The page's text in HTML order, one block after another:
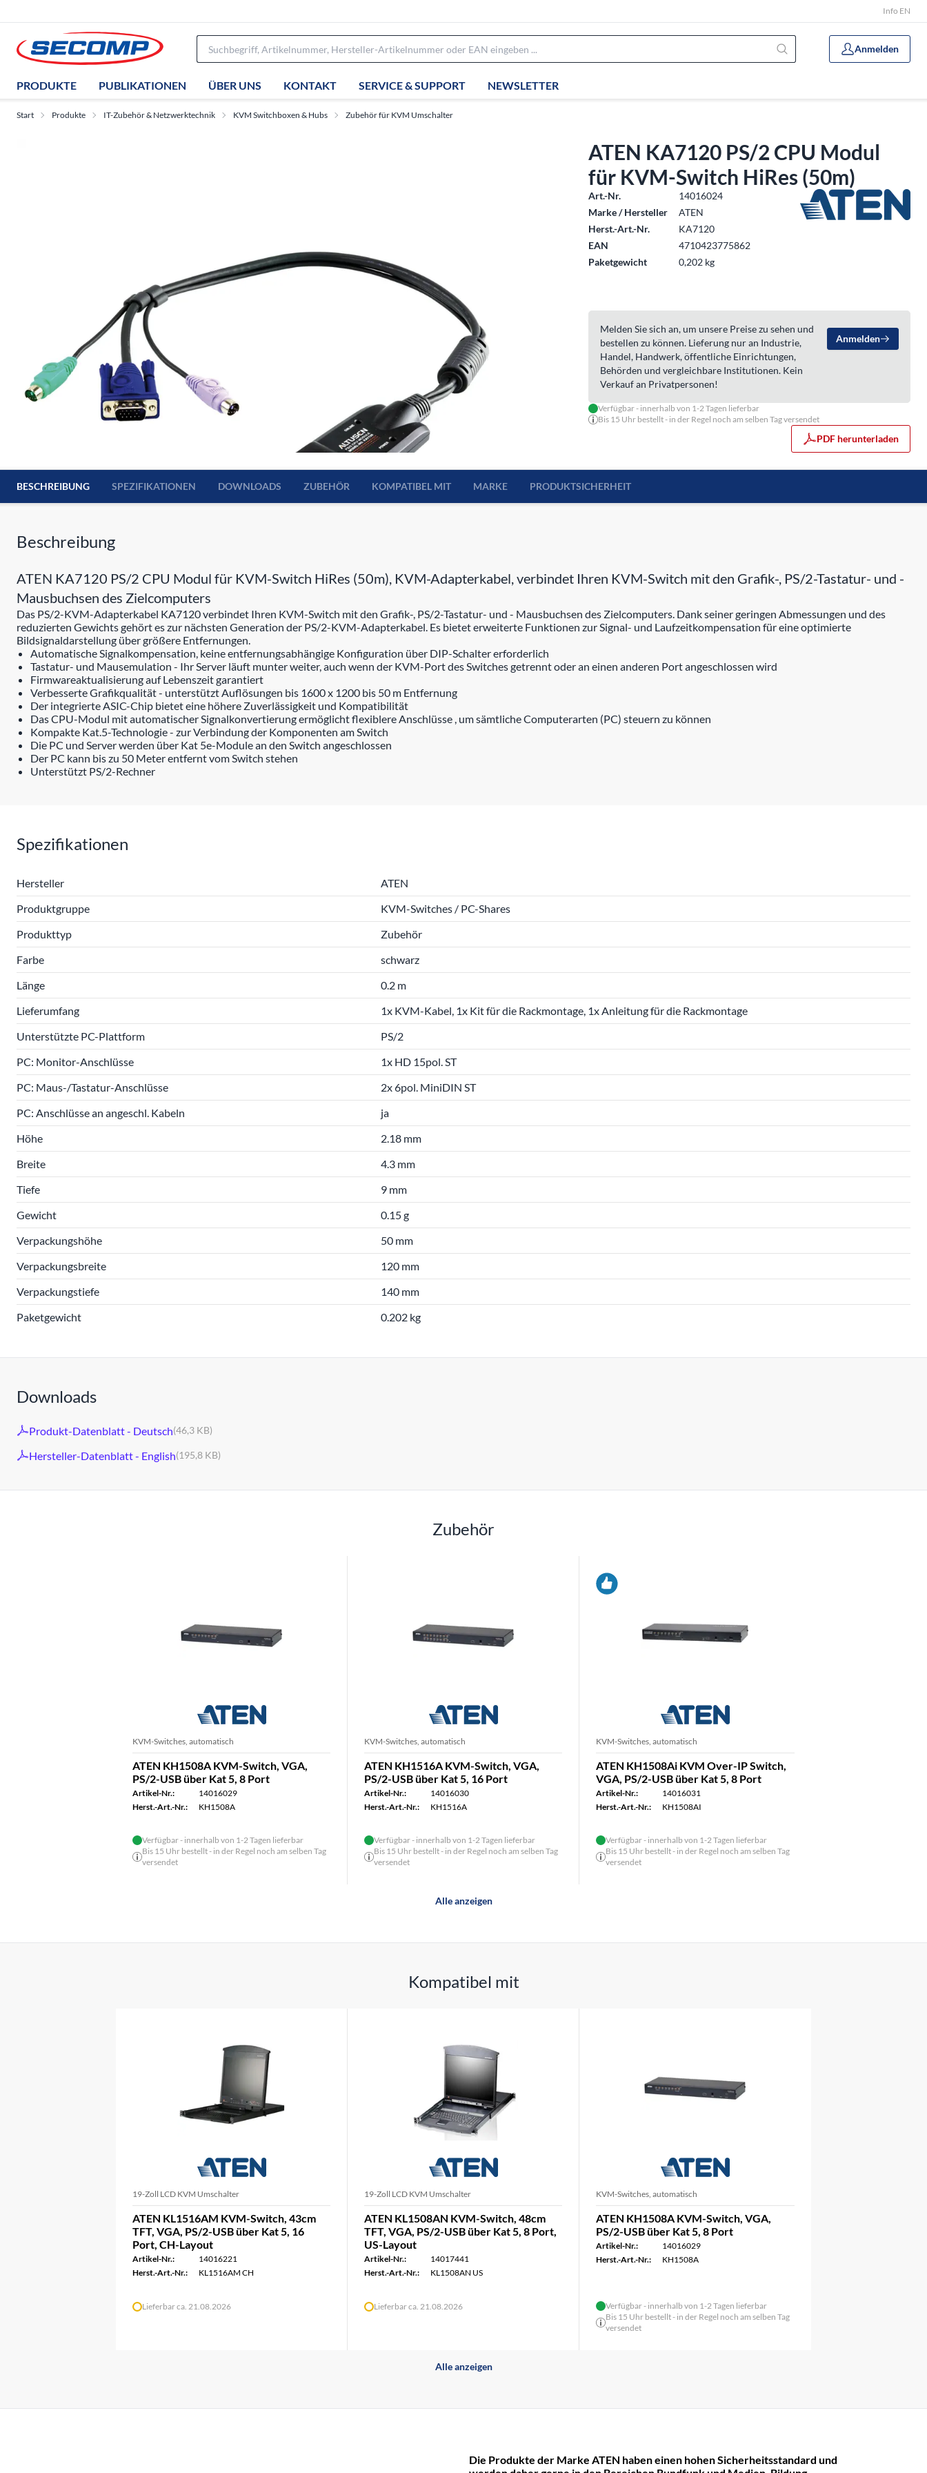
Info EN
Anmelden
PRODUKTE PUBLIKATIONEN ÜBER UNS KONTAKT SERVICE & SUPPORT NEWSLETTER
Start Produkte IT-Zubehör & Netzwerktechnik KVM Switchboxen & Hubs Zubehör für KVM Umschalter
ATEN KA7120 PS/2 CPU Modul
für KVM-Switch HiRes (50m)
Art.-Nr.
14016024
Marke / Hersteller
ATEN
Herst.-Art.-Nr.
KA7120
EAN
4710423775862
Paketgewicht
0,202 kg
Melden Sie sich an, um unsere Preise zu sehen und
bestellen zu können. Lieferung nur an Industrie,
Handel, Handwerk, öffentliche Einrichtungen,
Behörden und vergleichbare Institutionen. Kein
Verkauf an Privatpersonen!
Anmelden
Verfügbar - innerhalb von 1-2 Tagen lieferbar
Bis 15 Uhr bestellt - in der Regel noch am selben Tag versendet
PDF herunterladen
BESCHREIBUNG SPEZIFIKATIONEN DOWNLOADS ZUBEHÖR KOMPATIBEL MIT MARKE PRODUKTSICHERHEIT
Beschreibung
ATEN KA7120 PS/2 CPU Modul für KVM-Switch HiRes (50m), KVM-Adapterkabel, verbindet Ihren KVM-Switch mit den Grafik-, PS/2-Tastatur- und -
Mausbuchsen des Zielcomputers
Das PS/2-KVM-Adapterkabel KA7120 verbindet Ihren KVM-Switch mit den Grafik-, PS/2-Tastatur- und - Mausbuchsen des Zielcomputers. Dank seiner geringen Abmessungen und des
reduzierten Gewichts gehört es zur nächsten Generation der PS/2-KVM-Adapterkabel. Es bietet erweiterte Funktionen zur Signal- und Laufzeitkompensation für eine optimierte
Bildsignaldarstellung über größere Entfernungen.
Automatische Signalkompensation, keine entfernungsabhängige Konfiguration über DIP-Schalter erforderlich
Tastatur- und Mausemulation - Ihr Server läuft munter weiter, auch wenn der KVM-Port des Switches getrennt oder an einen anderen Port angeschlossen wird
Firmwareaktualisierung auf Lebenszeit garantiert
Verbesserte Grafikqualität - unterstützt Auflösungen bis 1600 x 1200 bis 50 m Entfernung
Der integrierte ASIC-Chip bietet eine höhere Zuverlässigkeit und Kompatibilität
Das CPU-Modul mit automatischer Signalkonvertierung ermöglicht flexiblere Anschlüsse , um sämtliche Computerarten (PC) steuern zu können
Kompakte Kat.5-Technologie - zur Verbindung der Komponenten am Switch
Die PC und Server werden über Kat 5e-Module an den Switch angeschlossen
Der PC kann bis zu 50 Meter entfernt vom Switch stehen
Unterstützt PS/2-Rechner
Spezifikationen
Hersteller
ATEN
Produktgruppe
KVM-Switches / PC-Shares
Produkttyp
Zubehör
Farbe
schwarz
Länge
0.2 m
Lieferumfang
1x KVM-Kabel, 1x Kit für die Rackmontage, 1x Anleitung für die Rackmontage
Unterstützte PC-Plattform
PS/2
PC: Monitor-Anschlüsse
1x HD 15pol. ST
PC: Maus-/Tastatur-Anschlüsse
2x 6pol. MiniDIN ST
PC: Anschlüsse an angeschl. Kabeln
ja
Höhe
2.18 mm
Breite
4.3 mm
Tiefe
9 mm
Gewicht
0.15 g
Verpackungshöhe
50 mm
Verpackungsbreite
120 mm
Verpackungstiefe
140 mm
Paketgewicht
0.202 kg
Downloads
Produkt-Datenblatt - Deutsch(46,3 KB)
Hersteller-Datenblatt - English(195,8 KB)
Zubehör
KVM-Switches, automatisch
ATEN KH1508A KVM-Switch, VGA,
PS/2-USB über Kat 5, 8 Port
Artikel-Nr.:
14016029
Herst.-Art.-Nr.:
KH1508A
Verfügbar - innerhalb von 1-2 Tagen lieferbar
Bis 15 Uhr bestellt - in der Regel noch am selben Tag
versendet
KVM-Switches, automatisch
ATEN KH1516A KVM-Switch, VGA,
PS/2-USB über Kat 5, 16 Port
Artikel-Nr.:
14016030
Herst.-Art.-Nr.:
KH1516A
Verfügbar - innerhalb von 1-2 Tagen lieferbar
Bis 15 Uhr bestellt - in der Regel noch am selben Tag
versendet
KVM-Switches, automatisch
ATEN KH1508Ai KVM Over-IP Switch,
VGA, PS/2-USB über Kat 5, 8 Port
Artikel-Nr.:
14016031
Herst.-Art.-Nr.:
KH1508AI
Verfügbar - innerhalb von 1-2 Tagen lieferbar
Bis 15 Uhr bestellt - in der Regel noch am selben Tag
versendet
Alle anzeigen
Kompatibel mit
19-Zoll LCD KVM Umschalter
ATEN KL1516AM KVM-Switch, 43cm
TFT, VGA, PS/2-USB über Kat 5, 16
Port, CH-Layout
Artikel-Nr.:
14016221
Herst.-Art.-Nr.:
KL1516AM CH
Lieferbar ca. 21.08.2026
19-Zoll LCD KVM Umschalter
ATEN KL1508AN KVM-Switch, 48cm
TFT, VGA, PS/2-USB über Kat 5, 8 Port,
US-Layout
Artikel-Nr.:
14017441
Herst.-Art.-Nr.:
KL1508AN US
Lieferbar ca. 21.08.2026
KVM-Switches, automatisch
ATEN KH1508A KVM-Switch, VGA,
PS/2-USB über Kat 5, 8 Port
Artikel-Nr.:
14016029
Herst.-Art.-Nr.:
KH1508A
Verfügbar - innerhalb von 1-2 Tagen lieferbar
Bis 15 Uhr bestellt - in der Regel noch am selben Tag
versendet
Alle anzeigen
Die Produkte der Marke ATEN haben einen hohen Sicherheitsstandard und